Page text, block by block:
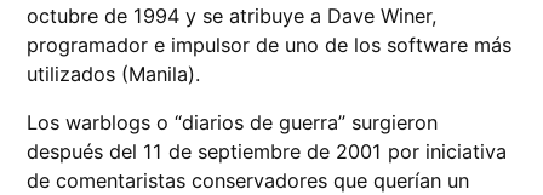
octubre de 1994 y se atribuye a Dave Winer,
programador e impulsor de uno de los software más
utilizados (Manila).
Los warblogs o “diarios de guerra” surgieron
después del 11 de septiembre de 2001 por iniciativa
de comentaristas conservadores que querían un